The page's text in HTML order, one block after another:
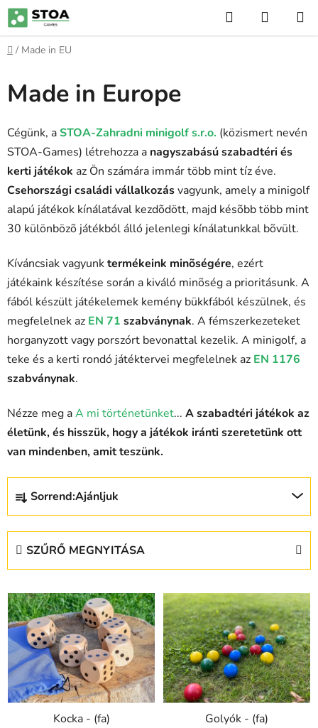
Ugrás
fő
tartalomhoz
KeresésKOSÁR
Kezdőlap
/ Made in EU
Made in Europe
Cégünk, aSTOA-Zahradni minigolf s.r.o. (közismert nevén
STOA-Games) létrehozza a nagyszabású szabadtéri és
kerti játékok az Ön számára immár több mint tíz éve.
Csehországi családi vállalkozásvagyunk, amely a minigolf
alapú játékok kínálatával kezdõdött, majd késõbb több mint
30 különbözõ játékból álló jelenlegi kínálatunkkal bõvült.
Kíváncsiak vagyunktermékeink minõségére, ezért
játékaink készítése során a kiváló minõség a prioritásunk. A
fából készült játékelemek kemény bükkfából készülnek, és
megfelelnek az EN 71 szabványnak. A fémszerkezeteket
horganyzott vagy porszórt bevonattal kezelik. A minigolf, a
teke és a kerti rondó játéktervei megfelelnek az EN 1176
szabványnak.
Nézze meg aA mi történetünket... A szabadtéri játékok az
életünk, és hisszük, hogy a játékok iránti szeretetünk ott
van mindenben, amit teszünk.
T
r
m
e
k
r
e
n
d
e
Sorrend:Ajánljuk
SZŰRŐ MEGNYITÁSA
T
e
r
m
é
k
e
Kocka - (fa) Golyók - (fa)